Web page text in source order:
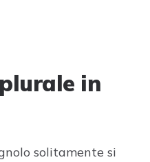
in
solitamente si